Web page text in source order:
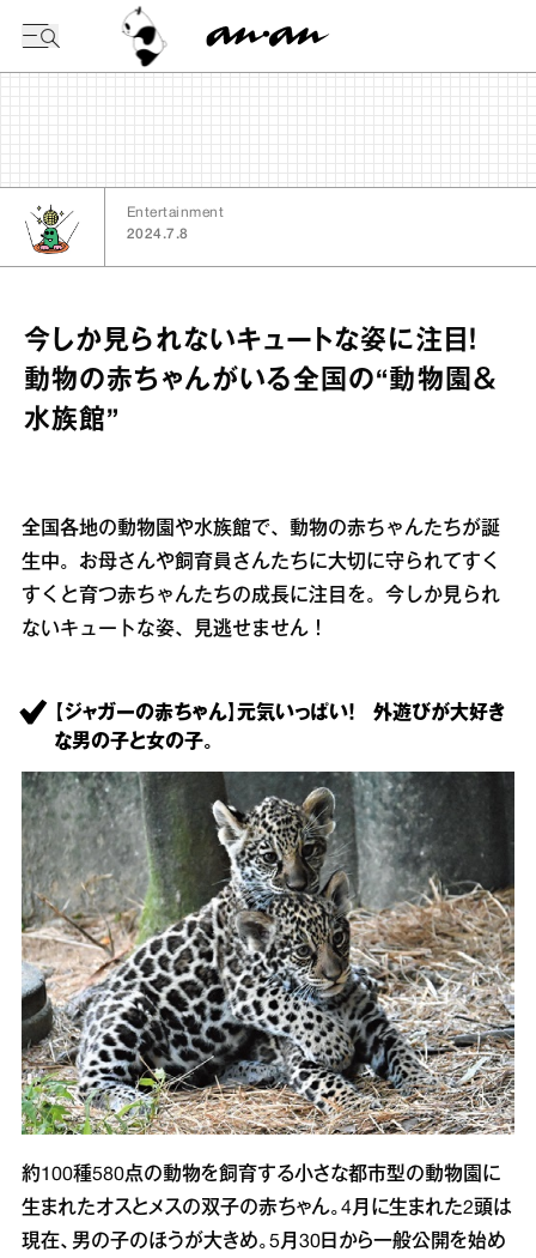
Entertainment
2024.7.8
今しか見られないキュートな姿に注目！
動物の赤ちゃんがいる全国の“動物園＆
水族館”
全国各地の動物園や水族館で、動物の赤ちゃんたちが誕
生中。お母さんや飼育員さんたちに大切に守られてすく
すくと育つ赤ちゃんたちの成長に注目を。今しか見られ
ないキュートな姿、見逃せません！
【ジャガーの赤ちゃん】元気いっぱい！ 外遊びが大好き
な男の子と女の子。
約100種580点の動物を飼育する小さな都市型の動物園に
生まれたオスとメスの双子の赤ちゃん。4月に生まれた2頭は
現在、男の子のほうが大きめ。5月30日から一般公開を始め